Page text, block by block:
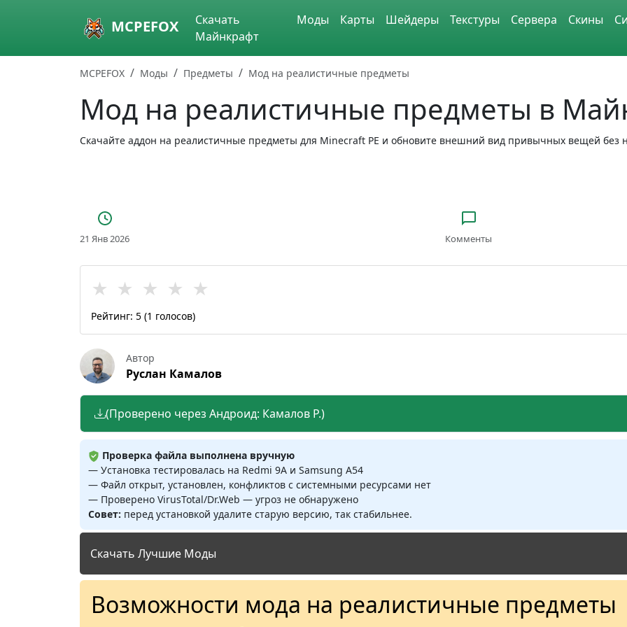
Skip to main content MCPEFOX
Скачать
Майнкрафт
Моды Карты Шейдеры Текстуры Сервера Скины
MCPEFOX Моды Предметы Мод на реалистичные предметы
Мод на реалистичные предметы в
Скачайте аддон на реалистичные предметы для Minecraft PE и обновите внешний вид привычных вещей без
21 Янв 2026 Комменты
★ ★ ★ ★ ★
Рейтинг: 5 (1 голосов)
Автор
Руслан Камалов
(Проверено через Андроид: Камалов Р.)
Проверка файла выполнена вручную
— Установка тестировалась на Redmi 9A и Samsung A54
— Файл открыт, установлен, конфликтов с системными ресурсами нет
— Проверено VirusTotal/Dr.Web — угроз не обнаружено
Совет: перед установкой удалите старую версию, так стабильнее.
Скачать Лучшие Моды
Возможности мода на реалистичные предметы